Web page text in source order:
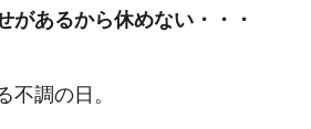
があるから休めない・・・
不調の日。